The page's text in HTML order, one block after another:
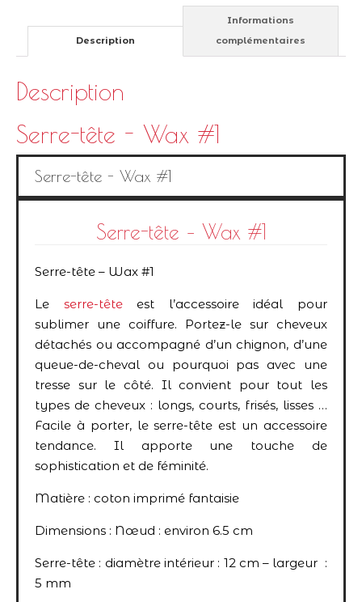
Description
Informations
complémentaires
Description
Serre-tête - Wax #1
Serre-tête - Wax #1
Serre-tête – Wax #1
Serre-tête – Wax #1
Le serre-têteest l’accessoire idéal pour
sublimer une coiffure. Portez-le sur cheveux
détachés ou accompagné d’un chignon, d’une
queue-de-cheval ou pourquoi pas avec une
tresse sur le côté. Il convient pour tout les
types de cheveux : longs, courts, frisés, lisses …
Facile à porter, le serre-tête est un accessoire
tendance. Il apporte une touche de
sophistication et de féminité.
Matière : coton imprimé fantaisie
Dimensions : Nœud : environ 6.5 cm
Serre-tête : diamètre intérieur : 12 cm – largeur :
5 mm